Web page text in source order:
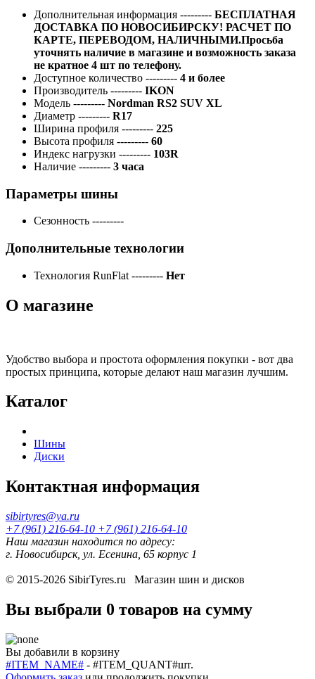
Дополнительная информация --------- БЕСПЛАТНАЯ
ДОСТАВКА ПО НОВОСИБИРСКУ! РАСЧЕТ ПО
КАРТЕ, ПЕРЕВОДОМ, НАЛИЧНЫМИ.Просьба
уточнять наличие в магазине и возможность заказа
не кратное 4 шт по телефону.
Доступное количество --------- 4 и более
Производитель --------- IKON
Модель --------- Nordman RS2 SUV XL
Диаметр --------- R17
Ширина профиля --------- 225
Высота профиля --------- 60
Индекс нагрузки --------- 103R
Наличие --------- 3 часа
Параметры шины
Сезонность ---------
Дополнительные технологии
Технология RunFlat --------- Нет
О магазине
Удобство выбора и простота оформления покупки - вот два
простых принципа, которые делают наш магазин лучшим.
Каталог
Шины
Диски
Контактная информация
sibirtyres@ya.ru
+7 (961) 216-64-10 +7 (961) 216-64-10
Наш магазин находится по адресу:
г. Новосибирск, ул. Есенина, 65 корпус 1
© 2015-2026 SibirTyres.ru Магазин шин и дисков
Вы выбрали 0 товаров на сумму
Вы добавили в корзину
#ITEM_NAME# - #ITEM_QUANT#шт.